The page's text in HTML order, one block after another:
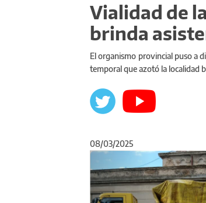
Vialidad de
brinda
El organismo provincial puso a
temporal que azotó la localidad
08/03/2025
Anterior